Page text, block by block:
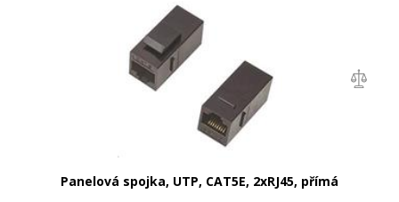
Panelová spojka, UTP, CAT5E, 2xRJ45, přímá